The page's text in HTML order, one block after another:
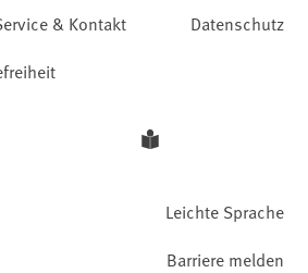
& Kontakt
Datenschutz
Leichte Sprache
Barriere melden